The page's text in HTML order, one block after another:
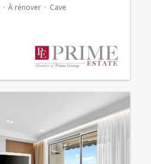
À rénover Cave